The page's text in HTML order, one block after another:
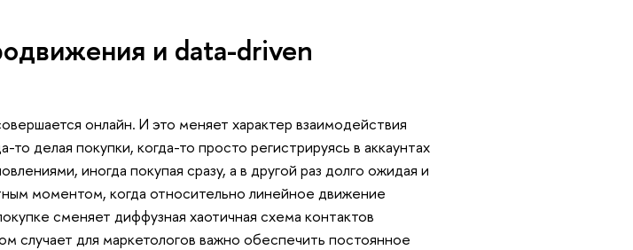
и data-driven
онлайн. И это меняет характер взаимодействия
делая покупки, когда-то просто регистрируясь в аккаунтах
иногда покупая сразу, а в другой раз долго ожидая и
моментом, когда относительно линейное движение
сменяет диффузная хаотичная схема контактов
случает для маркетологов важно обеспечить постоянное